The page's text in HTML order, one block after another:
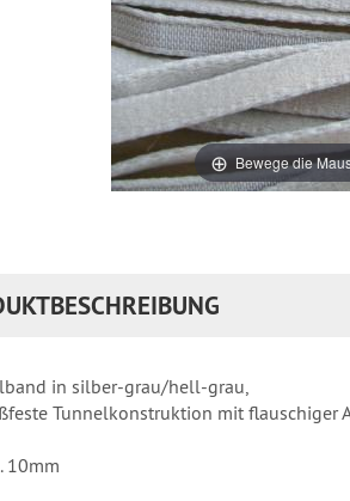
Bewege die
in silber-grau/hell-grau,
Tunnelkonstruktion mit flauschiger
10mm